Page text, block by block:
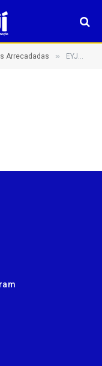
Arrecadadas » EYJPDI~1